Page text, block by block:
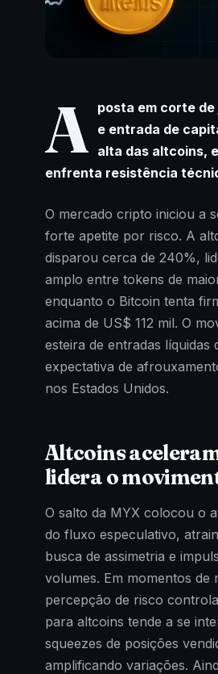
A posta em corte de
e entrada de
alta das altcoins,
enfrenta resistência
O mercado cripto iniciou a
forte apetite por risco. A
disparou cerca de 240%,
amplo entre tokens de
enquanto o Bitcoin tenta
acima de US$ 112 mil. O
esteira de entradas líquidas
expectativa de
nos Estados Unidos.
Altcoins
lidera o
O salto da MYX colocou o
do fluxo especulativo,
busca de assimetria e
volumes. Em momentos de
percepção de risco
para altcoins tende a se
squeezes de posições
amplificando variações.